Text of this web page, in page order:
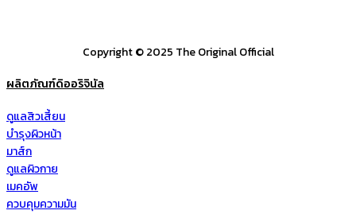
Copyright © 2025 The Original Official
ผลิตภัณฑ์ดิออริจินัล
ดูแลสิวเสี้ยน
บำรุงผิวหน้า
มาส์ก
ดูแลผิวกาย
เมคอัพ
ควบคุมความมัน